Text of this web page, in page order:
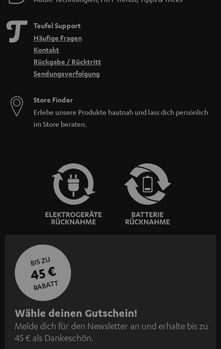
Teufel Support
Häufige Fragen
Kontakt
Rückgabe / Rücktritt
Sendungsverfolgung
Store Finder
Erlebe unsere Produkte hautnah und lass dich persönlich
im Store beraten.
BIS ZU
45 €
RABATT
N
e
w
Wähle deinen Gutschein!
Melde dich für den Newsletter an und erhalte bis zu
45 € als Dankeschön.